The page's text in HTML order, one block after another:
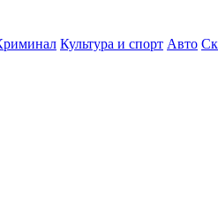
Культура и спорт Авто